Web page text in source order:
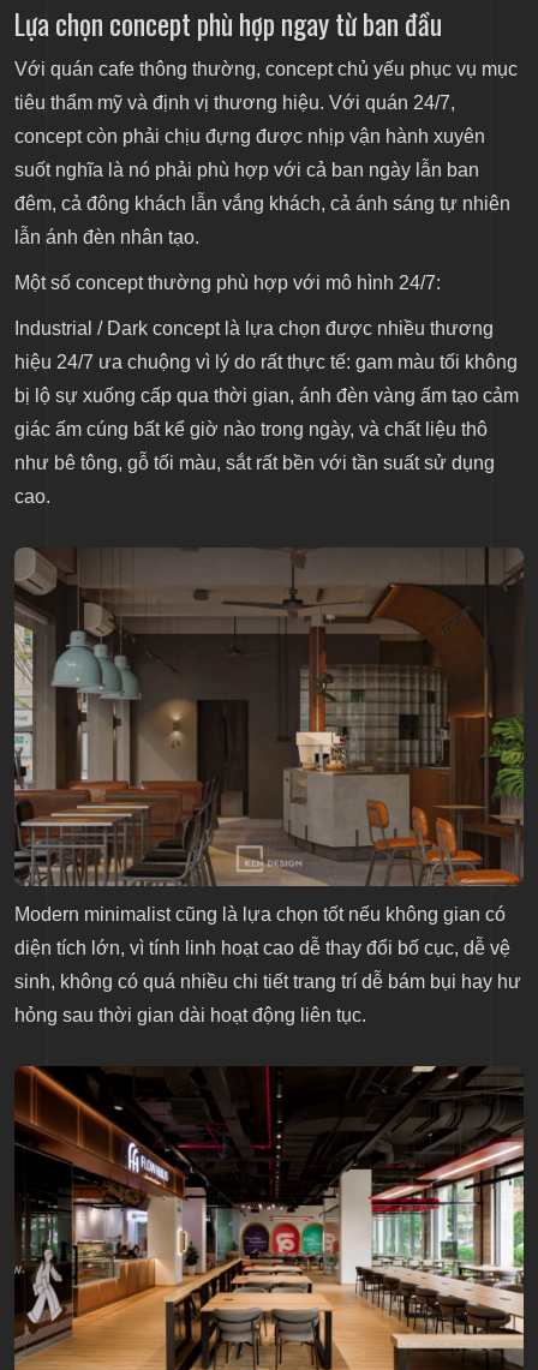
Lựa chọn concept phù hợp ngay từ ban đầu
Với quán cafe thông thường, concept chủ yếu phục vụ mục
tiêu thẩm mỹ và định vị thương hiệu. Với quán 24/7,
concept còn phải chịu đựng được nhịp vận hành xuyên
suốt nghĩa là nó phải phù hợp với cả ban ngày lẫn ban
đêm, cả đông khách lẫn vắng khách, cả ánh sáng tự nhiên
lẫn ánh đèn nhân tạo.
Một số concept thường phù hợp với mô hình 24/7:
Industrial / Dark concept là lựa chọn được nhiều thương
hiệu 24/7 ưa chuộng vì lý do rất thực tế: gam màu tối không
bị lộ sự xuống cấp qua thời gian, ánh đèn vàng ấm tạo cảm
giác ấm cúng bất kể giờ nào trong ngày, và chất liệu thô
như bê tông, gỗ tối màu, sắt rất bền với tần suất sử dụng
cao.
Modern minimalist cũng là lựa chọn tốt nếu không gian có
diện tích lớn, vì tính linh hoạt cao dễ thay đổi bố cục, dễ vệ
sinh, không có quá nhiều chi tiết trang trí dễ bám bụi hay hư
hỏng sau thời gian dài hoạt động liên tục.